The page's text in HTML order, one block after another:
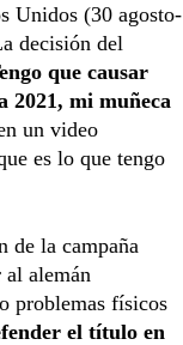
Unidos (30 agosto-
decisión del
que causar
2021, mi muñeca
un video
es lo que tengo
de la campaña
al alemán
problemas físicos
el título en